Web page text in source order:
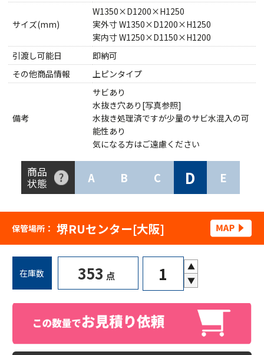
サイズ(mm)
W1350×D1200×H1250
実外寸 W1350×D1200×H1250
実内寸 W1250×D1150×H1200
引渡し可能日
即納可
その他商品情報
上ピンタイプ
備考
サビあり
水抜き穴あり[写真参照]
水抜き処理済ですが少量のサビ水混入の可
能性あり
気になる方はご遠慮ください
商品
状態
A B C D E
保管場所： 堺RUセンター[大阪]
在庫数 353 点
▲
▼